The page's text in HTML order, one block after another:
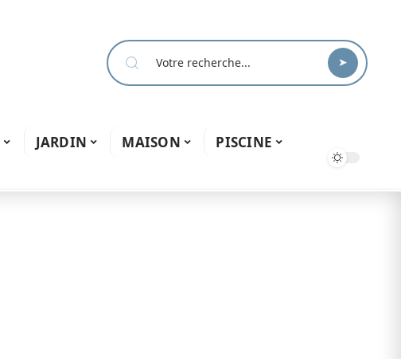
JARDIN MAISON
PISCINE